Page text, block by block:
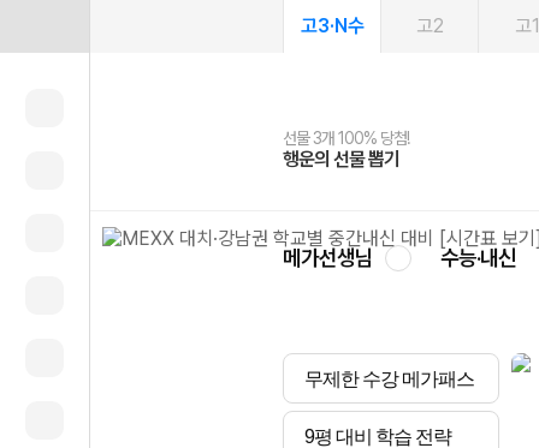
고3·N수 고2 고1
선물 3개 100% 당첨!
행운의 선물 뽑기
선물 100% 증정!
메가스터디 X 올리브
여름방학 스터디 캐시백
메가런 썸머스쿨
2027 러셀 단과
강사 공개선발
스마트러닝앱
설문 EVENT
메가패스
3일 무료 체험권
메가패스 수강생 무료혜택!
메가클럽 멤버십
사회공헌 캠페인
희망이룸 메가나눔
메가선생님 수능·내신
무제한 수강 메가패스
9평 대비 학습 전략